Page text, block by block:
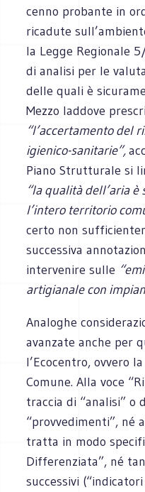
cenno probante in
ricadute
la Legge Regionale
di analisi per le
delle quali è
Mezzo laddove
“l’accertamento del
igienico-sanitarie”,
Piano Strutturale si
“la qualità dell’aria
l’intero territorio
certo non
successiva
intervenire sulle
artigianale con
Analoghe
avanzate anche per
l’Ecocentro, ovvero
Comune. Alla voce
traccia di “analisi” o
“provvedimenti”, né
tratta in modo
Differenziata”, né
successivi